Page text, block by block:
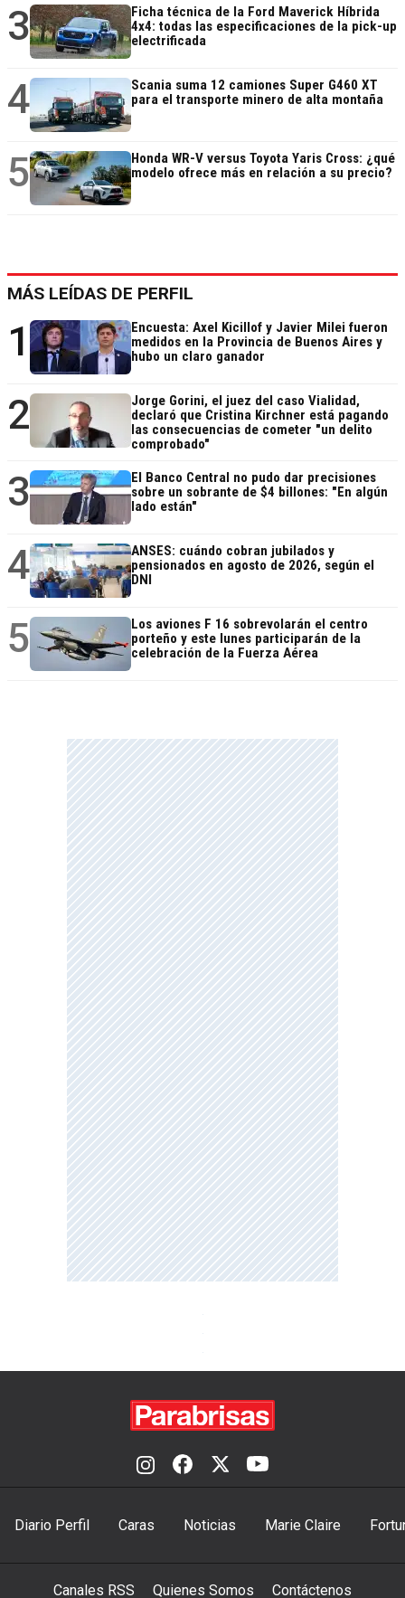
3
Ficha técnica de la Ford Maverick Híbrida
4x4: todas las especificaciones de la pick-up
electrificada
4
Scania suma 12 camiones Super G460 XT
para el transporte minero de alta montaña
5
Honda WR-V versus Toyota Yaris Cross: ¿qué
modelo ofrece más en relación a su precio?
MÁS LEÍDAS DE PERFIL
1
Encuesta: Axel Kicillof y Javier Milei fueron
medidos en la Provincia de Buenos Aires y
hubo un claro ganador
2
Jorge Gorini, el juez del caso Vialidad,
declaró que Cristina Kirchner está pagando
las consecuencias de cometer "un delito
comprobado"
3
El Banco Central no pudo dar precisiones
sobre un sobrante de $4 billones: "En algún
lado están"
4
ANSES: cuándo cobran jubilados y
pensionados en agosto de 2026, según el
DNI
5
Los aviones F 16 sobrevolarán el centro
porteño y este lunes participarán de la
celebración de la Fuerza Aérea
Diario Perfil Caras Noticias Marie Claire
Canales RSS Quienes Somos Contáctenos